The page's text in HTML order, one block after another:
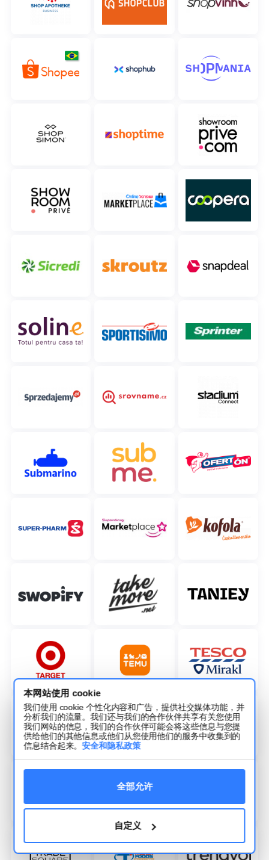
本网站使用 cookie
我们使用 cookie 个性化内容和广告，提供社交媒体功能，并
分析我们的流量。我们还与我们的合作伙伴共享有关您使用
我们网站的信息，我们的合作伙伴可能会将这些信息与您提
供给他们的其他信息或他们从您使用他们的服务中收集到的
信息结合起来。安全和隐私政策
全部允许
自定义